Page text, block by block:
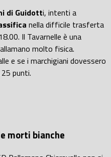
di Guidotti, intenti a
nella difficile trasferta
Il Tavarnelle è una
molto fisica.
e se i marchigiani dovessero
punti.
morti bianche